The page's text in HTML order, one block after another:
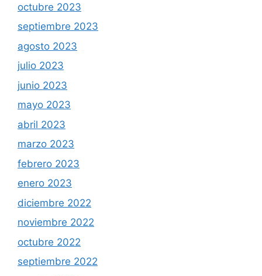
octubre 2023
septiembre 2023
agosto 2023
julio 2023
junio 2023
mayo 2023
abril 2023
marzo 2023
febrero 2023
enero 2023
diciembre 2022
noviembre 2022
octubre 2022
septiembre 2022